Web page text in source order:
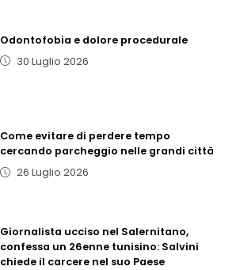
Odontofobia e dolore procedurale
30 Luglio 2026
Come evitare di perdere tempo
cercando parcheggio nelle grandi città
26 Luglio 2026
Giornalista ucciso nel Salernitano,
confessa un 26enne tunisino: Salvini
chiede il carcere nel suo Paese